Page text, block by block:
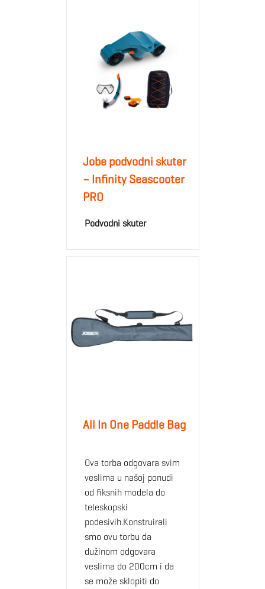
Jobe podvodni skuter
– Infinity Seascooter
PRO
Podvodni skuter
All In One Paddle Bag
Ova torba odgovara svim
veslima u našoj ponudi
od fiksnih modela do
teleskopski
podesivih.Konstruirali
smo ovu torbu da
dužinom odgovara
veslima do 200cm i da
se može sklopiti do